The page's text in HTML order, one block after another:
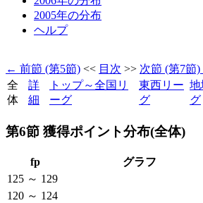
2005年の分布
ヘルプ
← 前節 (第5節) << 目次 >> 次節 (第7節
全
体
詳
細
トップ～全国リ
ーグ
東西リー
グ
地
グ
第6節 獲得ポイント分布(全体)
fp グラフ
125 ～ 129
120 ～ 124